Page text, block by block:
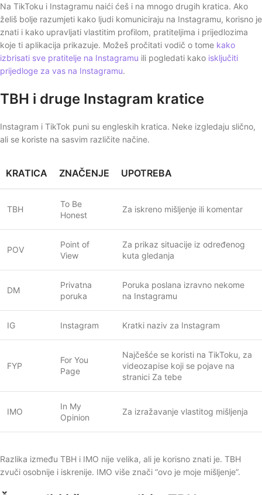
Na TikToku i Instagramu naići ćeš i na mnogo drugih kratica. Ako
želiš bolje razumjeti kako ljudi komuniciraju na Instagramu, korisno je
znati i kako upravljati vlastitim profilom, pratiteljima i prijedlozima
koje ti aplikacija prikazuje. Možeš pročitati vodič o tome kako
izbrisati sve pratitelje na Instagramu ili pogledati kako isključiti
prijedloge za vas na Instagramu.
TBH i druge Instagram kratice
Instagram i TikTok puni su engleskih kratica. Neke izgledaju slično,
ali se koriste na sasvim različite načine.
KRATICA ZNAČENJE UPOTREBA
TBH
To Be
Honest
Za iskreno mišljenje ili komentar
POV
Point of
View
Za prikaz situacije iz određenog
kuta gledanja
DM
Privatna
poruka
Poruka poslana izravno nekome
na Instagramu
IG Instagram Kratki naziv za Instagram
FYP
For You
Page
Najčešće se koristi na TikToku, za
videozapise koji se pojave na
stranici Za tebe
IMO
In My
Opinion
Za izražavanje vlastitog mišljenja
Razlika između TBH i IMO nije velika, ali je korisno znati je. TBH
zvuči osobnije i iskrenije. IMO više znači “ovo je moje mišljenje”.